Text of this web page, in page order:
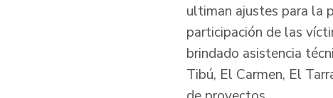
ultiman ajustes para la
participación de las
brindado asistencia
Tibú, El Carmen, El